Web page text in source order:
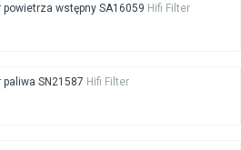
powietrza wstępny SA16059 Hifi Filter
paliwa SN21587 Hifi Filter